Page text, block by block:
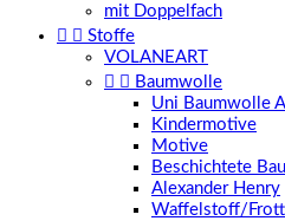
mit Doppelfach
  Stoffe
VOLANEART
  Baumwolle
Uni Baumwolle
Kindermotive
Motive
Beschichtete
Alexander Henry
Waffelstoff/